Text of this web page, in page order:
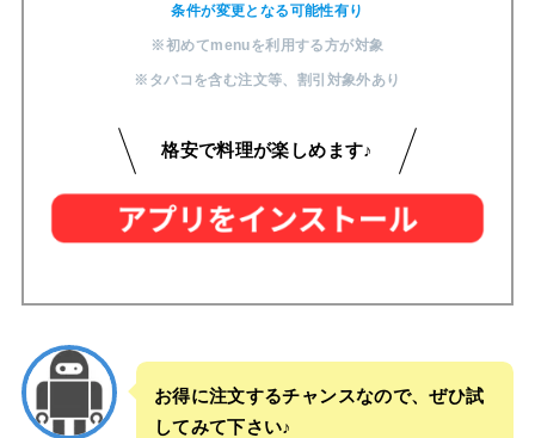
条件が変更となる可能性有り
※初めてmenuを利用する方が対象
※タバコを含む注文等 割引対象外あり
格安で料理が楽しめます♪
お得に注文するチャンスなので、ぜひ試
してみて下さい♪